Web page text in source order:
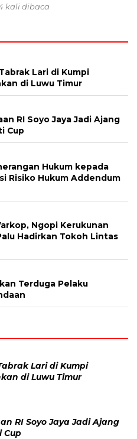
kali dibaca
Lari di Kumpi
di Luwu Timur
RI Soyo Jaya Jadi Ajang
Cup
Hukum kepada
Risiko Hukum Addendum
Ngopi Kerukunan
Hadirkan Tokoh Lintas
Terduga Pelaku
Lari di Kumpi
di Luwu Timur
RI Soyo Jaya Jadi Ajang
Cup